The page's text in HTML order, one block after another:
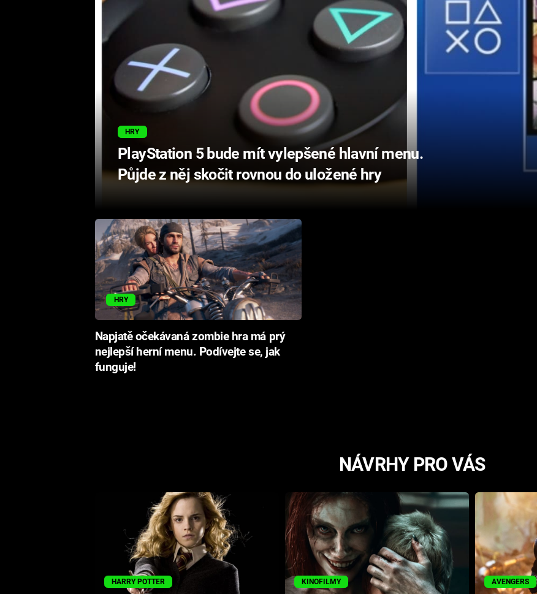
HRY
PlayStation 5 bude mít vylepšené hlavní menu.
Půjde z něj skočit rovnou do uložené hry
HRY
Napjatě očekávaná zombie hra má prý
nejlepší herní menu. Podívejte se, jak
funguje!
NÁVRHY PRO VÁS
HARRY POTTER KINOFILMY AVENGERS